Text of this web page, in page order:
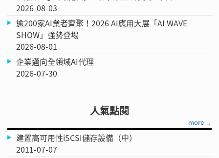
2026-08-03
逾200家AI業者齊聚！2026 AI應用大展「AI WAVE
SHOW」強勢登場
2026-08-01
企業邁向全領域AI代理
2026-07-30
人氣點閱
more →
建置高可用性iSCSI儲存設備（中）
2011-07-07